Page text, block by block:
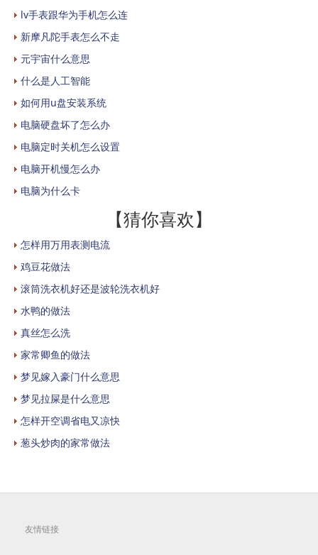
lv手表跟华为手机怎么连
新摩凡陀手表怎么不走
元宇宙什么意思
什么是人工智能
如何用u盘安装系统
电脑硬盘坏了怎么办
电脑定时关机怎么设置
电脑开机慢怎么办
电脑为什么卡
【猜你喜欢】
怎样用万用表测电流
鸡豆花做法
滚筒洗衣机好还是波轮洗衣机好
水鸭的做法
真丝怎么洗
家常卿鱼的做法
梦见嫁入豪门什么意思
梦见拉屎是什么意思
怎样开空调省电又凉快
葱头炒肉的家常做法
友情链接